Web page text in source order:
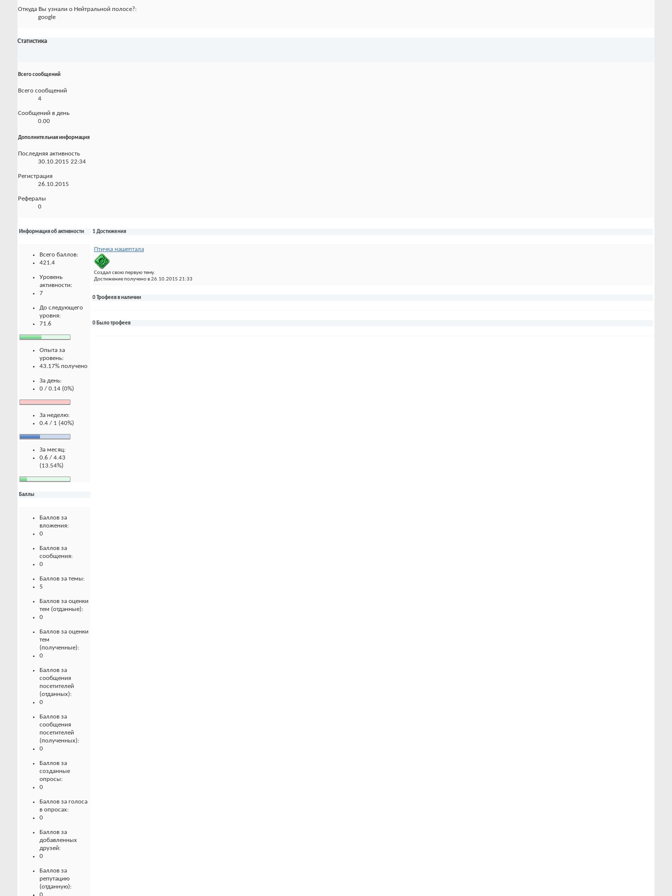
Откуда Вы узнали о Нейтральной полосе?:
google
Статистика
Всего сообщений
Всего сообщений
4
Сообщений в день
0.00
Дополнительная информация
Последняя активность
30.10.2015 22:34
Регистрация
26.10.2015
Рефералы
0
Информация об активности
Всего баллов:
421.4
Уровень
активности:
7
До следующего
уровня:
71.6
Опыта за
уровень:
43.17% получено
За день:
0 / 0.14 (0%)
За неделю:
0.4 / 1 (40%)
За месяц:
0.6 / 4.43
(13.54%)
Баллы
Баллов за
вложения:
0
Баллов за
сообщения:
0
Баллов за темы:
5
Баллов за оценки
тем (отданные):
0
Баллов за оценки
тем
(полученные):
0
Баллов за
сообщения
посетителей
(отданных):
0
Баллов за
сообщения
посетителей
(полученных):
0
Баллов за
созданные
опросы:
0
Баллов за голоса
в опросах:
0
Баллов за
добавленных
друзей:
0
Баллов за
репутацию
(отданную):
1 Достижения
Птичка нашептала
Создал свою первую тему.
Достижение получено в 26.10.2015 21:33
0 Трофеев в наличии
0 Было трофеев